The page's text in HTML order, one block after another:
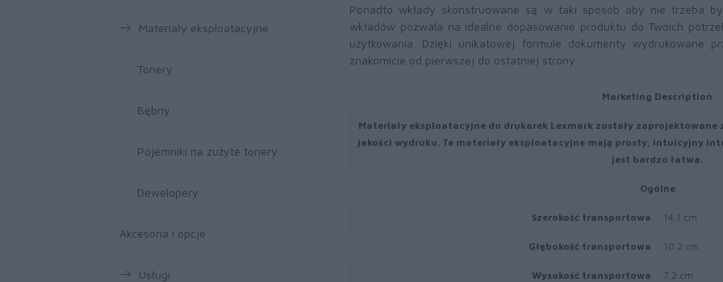
Materiały eksploatacyjne
Tonery
Bębny
Pojemniki na zużyte tonery
Dewelopery
Akcesoria i opcje
Usługi
Ponadto wkłady skonstruowane są w taki sposób aby nie trzeba
wkładów pozwala na idealne dopasowanie produktu do Twoich
użytkowania. Dzięki unikatowej formule dokumenty wydrukowane
znakomicie od pierwszej do ostatniej strony.
Marketing Description
Materiały eksploatacyjne do drukarek Lexmark zostały
jakości wydruku. Te materiały eksploatacyjne mają prosty, intuicyjny
jest bardzo łatwa.
Ogólne
Szerokość transportowa 14.1 cm
Głębokość transportowa 10.2 cm
Wysokość transportowa 7.2 cm